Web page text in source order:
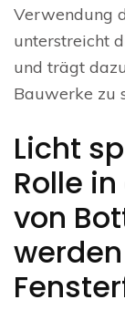
Verwendung
unterstreicht
und trägt
Bauwerke zu
Licht
Rolle
von